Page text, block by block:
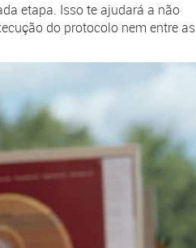
etapa. Isso te ajudará a não
do protocolo nem entre as